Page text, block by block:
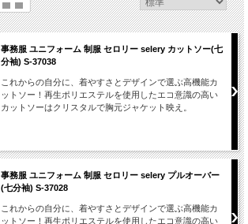
事務服 ユニフォーム 制服 セロリー selery カットソー(七
分袖) S-37038
これからの自分に、着やすさとデザインで選ぶ高機能カ
ットソー！再生ポリエステルを使用したエコ意識の高い
カットソーはクリスタルで胸元ジャケット映え。
事務服 ユニフォーム 制服 セロリー selery プルオーバー
(七分袖) S-37028
これからの自分に、着やすさとデザインで選ぶ高機能カ
ットソー！再生ポリエステルを使用したエコ意識の高い